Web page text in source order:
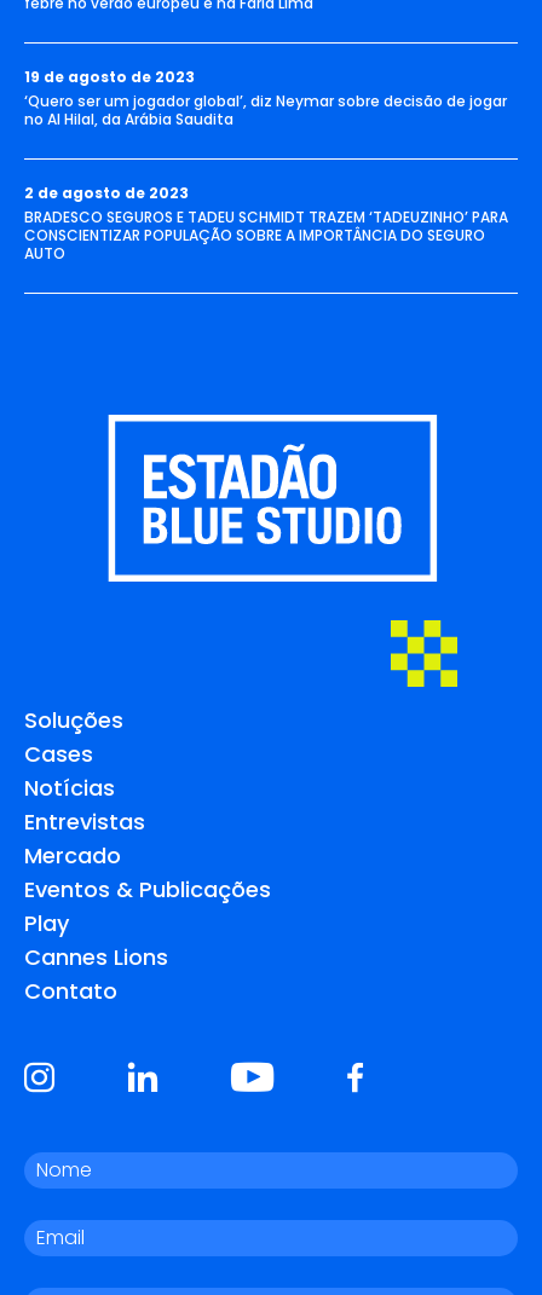
19 de agosto de 2023
‘Quero ser um jogador global’, diz Neymar sobre decisão de jogar
no Al Hilal, da Arábia Saudita
2 de agosto de 2023
BRADESCO SEGUROS E TADEU SCHMIDT TRAZEM ‘TADEUZINHO’ PARA
CONSCIENTIZAR POPULAÇÃO SOBRE A IMPORTÂNCIA DO SEGURO
AUTO
Soluções
Cases
Notícias
Entrevistas
Mercado
Eventos & Publicações
Play
Cannes Lions
Contato